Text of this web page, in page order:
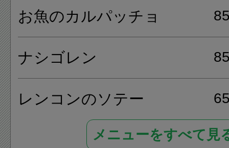
で美味しい料理をモットーに
産、天然物を厳選しています。
ドウラクダキッチンのメニュ
ン酢、ラムのローズマリーロ
リソー（鎌倉ソーセージ）、
お魚のカルパッチョ
ナシゴレン
レンコンのソテー
メニューをすべて見